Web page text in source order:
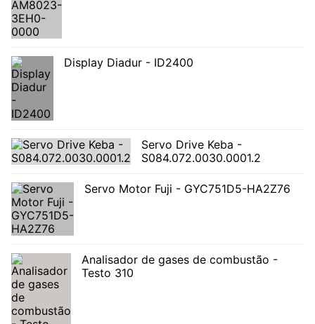
Display Diadur - ID2400
Servo Drive Keba -
S084.072.0030.0001.2
Servo Motor Fuji - GYC751D5-HA2Z76
Analisador de gases de combustão -
Testo 310